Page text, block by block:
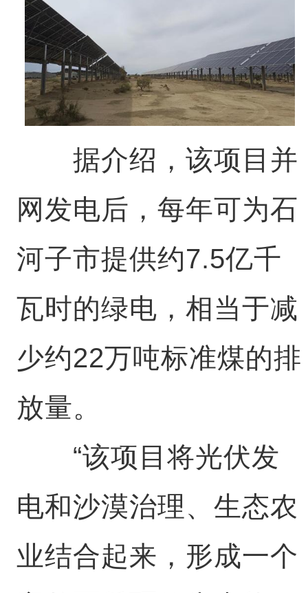
据介绍，该项目并
网发电后，每年可为石
河子市提供约7.5亿千
瓦时的绿电，相当于减
少约22万吨标准煤的排
放量。
“该项目将光伏发
电和沙漠治理、生态农
业结合起来，形成一个